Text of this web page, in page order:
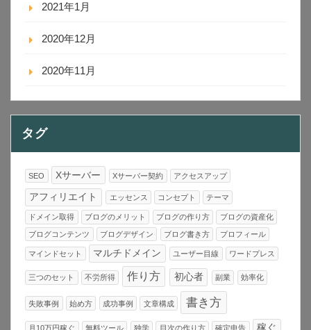
2021年1月
2020年12月
2020年11月
タグ
SEO Xサーバー Xサーバー契約 アクセスアップ
アフィリエイト エッセンス コンセプト テーマ
ドメイン取得 ブログのメリット ブログの作り方 ブログの資産化
ブログコンテンツ ブログデザイン ブログ書き方 プロフィール
マインドセット マルチドメイン ユーザー目線 ワードプレス
三つのセット 不労所得 作り方 初心者 副業 効率化
失敗事例 始め方 成功事例 文章構成 書き方
月10万円稼ぐ 無料ツール 独学 目次の作り方 確定申告 稼ぐ